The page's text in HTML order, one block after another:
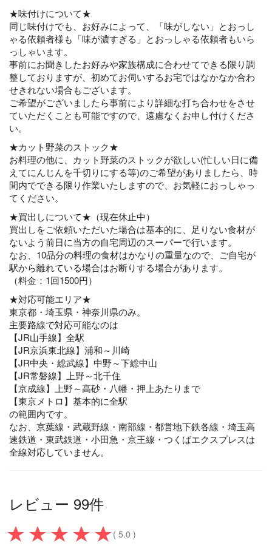
★味付けについて★
同じ味付けでも、お好みによって、「味がしない」とおっし
ゃる依頼者様も「味が濃すぎる」とおっしゃる依頼者もいら
っしゃいます。
事前にお聞きしたお好みや家族構成に合わせてできる限り調
整しておりますが、初めてお伺いするお宅ではなかなか合わ
せきれない場合もございます。
ご希望がございましたら事前により詳細な打ち合わせをさせ
ていただくことも可能ですので、遠慮なくお申し付けくださ
い。
★カット野菜のストック★
お料理の他に、カット野菜のストックが欲しい(忙しい日に備
えてにんじんを千切りにする等)のご希望がありましたら、時
間内でできる限り作業いたしますので、お気軽におっしゃっ
てください。
★買出しについて★（現在休止中）
買出しをご依頼いただいた場合は基本的に、足りない食材が
ないよう前日に当方の自宅周辺のスーパーで行います。
なお、10品分の料理の食材はかなりの重量なので、ご自宅が
駅から離れている場合はお断りする場合があります。
（料金：1回1500円）
★対応可能エリア★
東京都・埼玉県・神奈川県のみ。
主要路線で対応可能なのは
【JR山手線】全駅
【JR京浜東北線】浦和～川崎
【JR中央・総武線】中野～下総中山
【JR常磐線】上野～北千住
【京成線】上野～高砂・八幡・押上あたりまで
【東京メトロ】基本的に全駅
の範囲内です。
なお、京葉線・武蔵野線・南部線・都営地下鉄各線・埼玉高
速鉄道・東武鉄道・小田急・京王線・つくばエクスプレスは
全線対応していません。
レビュー 99件
( 5.0 )